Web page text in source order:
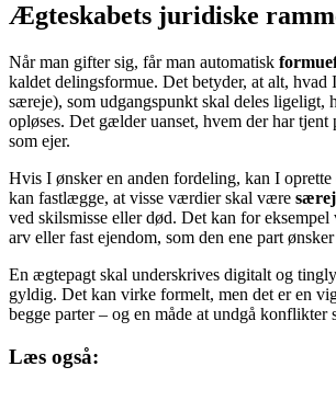
Ægteskabets juridiske
Når man gifter sig, får man automatisk
kaldet delingsformue. Det betyder, at alt, hvad
særeje), som udgangspunkt skal deles ligeligt,
opløses. Det gælder uanset, hvem der har tjent
som ejer.
Hvis I ønsker en anden fordeling, kan I oprette
kan fastlægge, at visse værdier skal være
ved skilsmisse eller død. Det kan for
arv eller fast ejendom, som den ene part
En ægtepagt skal underskrives digitalt og
gyldig. Det kan virke formelt, men det er en
begge parter – og en måde at undgå konflikter
Læs også: